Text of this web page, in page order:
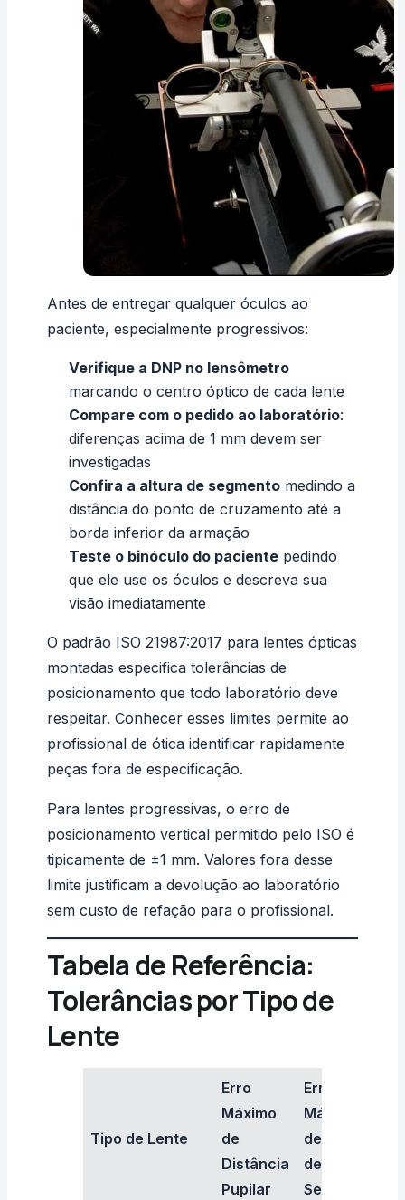
Antes de entregar qualquer óculos ao
paciente, especialmente progressivos:
Verifique a DNP no lensômetro
marcando o centro óptico de cada lente
Compare com o pedido ao laboratório:
diferenças acima de 1 mm devem ser
investigadas
Confira a altura de segmento medindo a
distância do ponto de cruzamento até a
borda inferior da armação
Teste o binóculo do paciente pedindo
que ele use os óculos e descreva sua
visão imediatamente
O padrão ISO 21987:2017 para lentes ópticas
montadas especifica tolerâncias de
posicionamento que todo laboratório deve
respeitar. Conhecer esses limites permite ao
profissional de ótica identificar rapidamente
peças fora de especificação.
Para lentes progressivas, o erro de
posicionamento vertical permitido pelo ISO é
tipicamente de ±1 mm. Valores fora desse
limite justificam a devolução ao laboratório
sem custo de refação para o profissional.
Tabela de Referência:
Tolerâncias por Tipo de
Lente
Tipo de Lente
Erro
Máximo
de
Distância
Pupilar
Erro
Máximo
de Altura
de
Segmento